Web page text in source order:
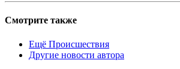
Смотрите также
Ещё Происшествия
Другие новости автора